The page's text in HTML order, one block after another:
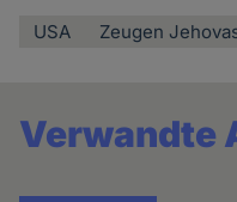
USA Zeugen
Verwandte